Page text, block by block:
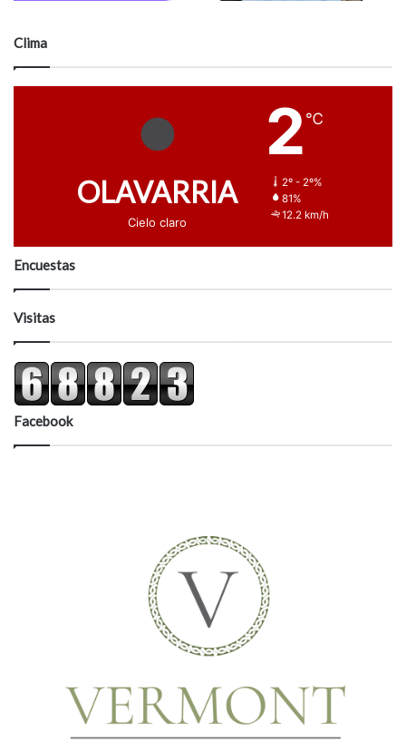
Clima
OLAVARRIA
Cielo claro
2 ℃
2º - 2º%
81%
12.2 km/h
Encuestas
Visitas
Facebook